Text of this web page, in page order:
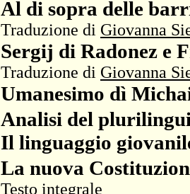
Al di sopra delle
Traduzione di Giovanna
Sergij di Radonez e
Traduzione di Giovanna
Umanesimo dì
Analisi del
Il linguaggio
La nuova
Testo integrale